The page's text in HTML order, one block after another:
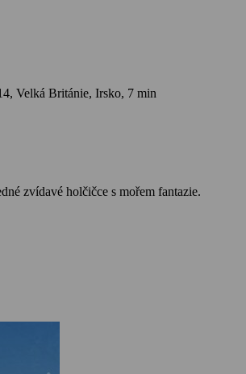
Velká Británie, Irsko, 7 min
zvídavé holčičce s mořem fantazie.